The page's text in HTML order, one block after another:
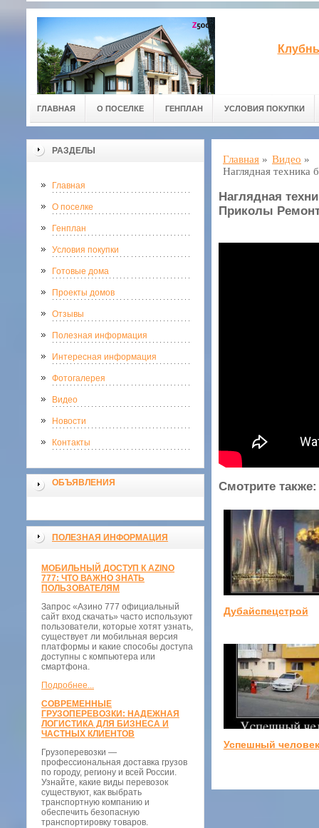
ГЛАВНАЯ О ПОСЕЛКЕ ГЕНПЛАН УСЛОВИЯ ПОКУПКИ
РАЗДЕЛЫ
Главная
О поселке
Генплан
Условия покупки
Готовые дома
Проекты домов
Отзывы
Полезная информация
Интересная информация
Фотогалерея
Видео
Новости
Контакты
ОБЪЯВЛЕНИЯ
ПОЛЕЗНАЯ ИНФОРМАЦИЯ
МОБИЛЬНЫЙ ДОСТУП К AZINO
777: ЧТО ВАЖНО ЗНАТЬ
ПОЛЬЗОВАТЕЛЯМ
Запрос «Азино 777 официальный
сайт вход скачать» часто используют
пользователи, которые хотят узнать,
существует ли мобильная версия
платформы и какие способы доступа
доступны с компьютера или
смартфона.
Подробнее...
СОВРЕМЕННЫЕ
ГРУЗОПЕРЕВОЗКИ: НАДЕЖНАЯ
ЛОГИСТИКА ДЛЯ БИЗНЕСА И
ЧАСТНЫХ КЛИЕНТОВ
Грузоперевозки —
профессиональная доставка грузов
по городу, региону и всей России.
Узнайте, какие виды перевозок
существуют, как выбрать
транспортную компанию и
обеспечить безопасную
транспортировку товаров.
Главная » Видео »
Наглядная техника
Наглядная
Приколы
Смотрите также:
Дубайспецстрой
Успешный человек